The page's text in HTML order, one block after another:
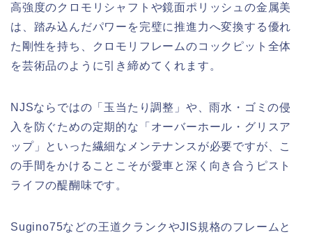
高強度のクロモリシャフトや鏡面ポリッシュの金属美
は、踏み込んだパワーを完璧に推進力へ変換する優れ
た剛性を持ち、クロモリフレームのコックピット全体
を芸術品のように引き締めてくれます。
NJSならではの「玉当たり調整」や、雨水・ゴミの侵
入を防ぐための定期的な「オーバーホール・グリスア
ップ」といった繊細なメンテナンスが必要ですが、こ
の手間をかけることこそが愛車と深く向き合うピスト
ライフの醍醐味です。
Sugino75などの王道クランクやJIS規格のフレームと